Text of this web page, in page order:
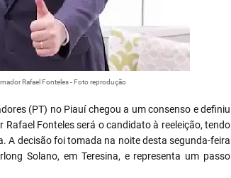
Rafael Fonteles - Foto reprodução
(PT) no Piauí chegou a um consenso e definiu
Fonteles será o candidato à reeleição, tendo
A decisão foi tomada na noite desta segunda-feira
Solano, em Teresina, e representa um passo